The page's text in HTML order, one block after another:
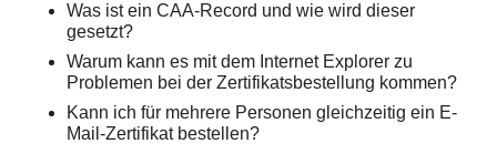
Was ist ein CAA-Record und wie wird dieser
gesetzt?
Warum kann es mit dem Internet Explorer zu
Problemen bei der Zertifikatsbestellung kommen?
Kann ich für mehrere Personen gleichzeitig ein E-
Mail-Zertifikat bestellen?